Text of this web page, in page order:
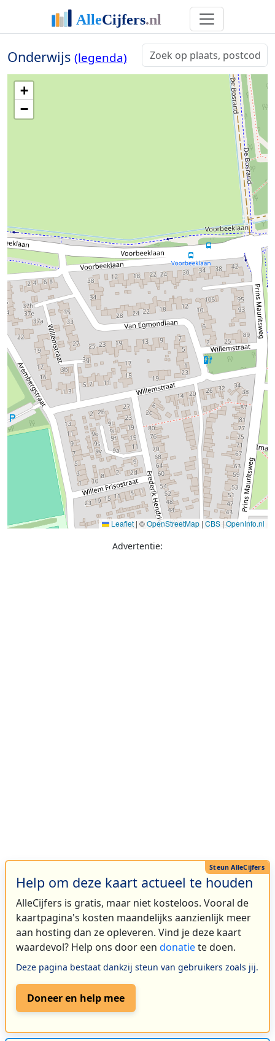
Onderwijs (legenda)
+
−
Leaflet | ©OpenStreetMap | CBS | OpenInfo.nl
Advertentie:
Help om deze kaart actueel te houden
AlleCijfers is gratis, maar niet kosteloos. Vooral de
kaartpagina's kosten maandelijks aanzienlijk meer
aan hosting dan ze opleveren. Vind je deze kaart
waardevol? Help ons door een donatiete doen.
Deze pagina bestaat dankzij steun van gebruikers zoals jij.
Doneer en help mee